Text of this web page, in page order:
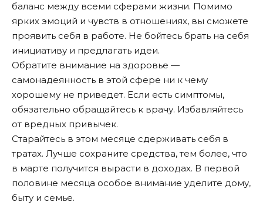
баланс между всеми сферами жизни. Помимо
ярких эмоций и чувств в отношениях, вы сможете
проявить себя в работе. Не бойтесь брать на себя
инициативу и предлагать идеи.
Обратите внимание на здоровье —
самонадеянность в этой сфере ни к чему
хорошему не приведет. Если есть симптомы,
обязательно обращайтесь к врачу. Избавляйтесь
от вредных привычек.
Старайтесь в этом месяце сдерживать себя в
тратах. Лучше сохраните средства, тем более, что
в марте получится вырасти в доходах. В первой
половине месяца особое внимание уделите дому,
быту и семье.